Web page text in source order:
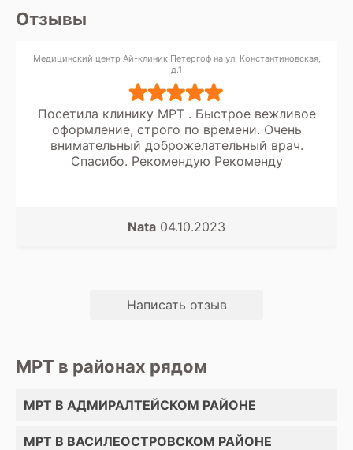
Отзывы
Медицинский центр Ай-клиник Петергоф на ул. Константиновская,
д.1
Посетила клинику МРТ . Быстрое вежливое
оформление, строго по времени. Очень
внимательный доброжелательный врач.
Спасибо. Рекомендую Рекоменду
Nata 04.10.2023
Написать отзыв
МРТ в районах рядом
МРТ В АДМИРАЛТЕЙСКОМ РАЙОНЕ
МРТ В ВАСИЛЕОСТРОВСКОМ РАЙОНЕ